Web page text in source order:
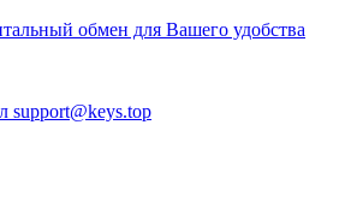
обмен для Вашего удобства
support@keys.top